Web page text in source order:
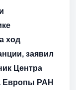
ход
заявил
Центра
Европы РАН